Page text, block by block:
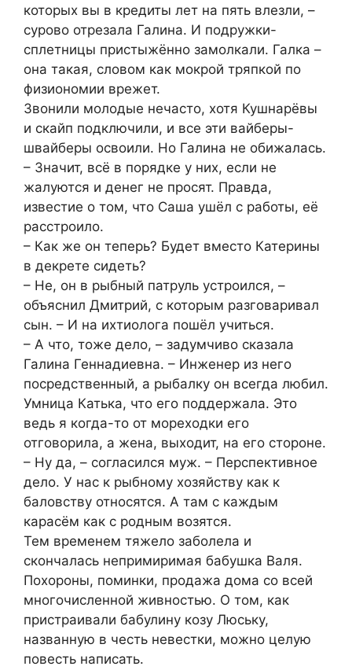
которых вы в кредиты лет на пять влезли, –
сурово отрезала Галина. И подружки-
сплетницы пристыжённо замолкали. Галка –
она такая, словом как мокрой тряпкой по
физиономии врежет.
Звонили молодые нечасто, хотя Кушнарёвы
и скайп подключили, и все эти вайберы-
швайберы освоили. Но Галина не обижалась.
– Значит, всё в порядке у них, если не
жалуются и денег не просят. Правда,
известие о том, что Саша ушёл с работы, её
расстроило.
– Как же он теперь? Будет вместо Катерины
в декрете сидеть?
– Не, он в рыбный патруль устроился, –
объяснил Дмитрий, с которым разговаривал
сын. – И на ихтиолога пошёл учиться.
– А что, тоже дело, – задумчиво сказала
Галина Геннадиевна. – Инженер из него
посредственный, а рыбалку он всегда любил.
Умница Катька, что его поддержала. Это
ведь я когда-то от мореходки его
отговорила, а жена, выходит, на его стороне.
– Ну да, – согласился муж. – Перспективное
дело. У нас к рыбному хозяйству как к
баловству относятся. А там с каждым
карасём как с родным возятся.
Тем временем тяжело заболела и
скончалась непримиримая бабушка Валя.
Похороны, поминки, продажа дома со всей
многочисленной живностью. О том, как
пристраивали бабулину козу Люську,
названную в честь невестки, можно целую
повесть написать.